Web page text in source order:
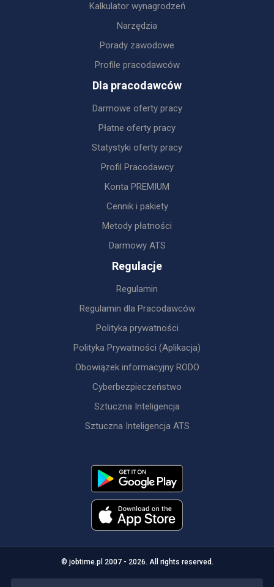
Kalkulator wynagrodzeń
Narzędzia
Porady zawodowe
Profile pracodawców
Dla pracodawców
Darmowe oferty pracy
Płatne oferty pracy
Statystyki oferty pracy
Profil Pracodawcy
Konta PREMIUM
Cennik i pakiety
Metody płatności
Darmowy ATS
Regulacje
Regulamin
Regulamin dla Pracodawców
Polityka prywatności
Polityka Prywatności (Aplikacja)
Obowiązek informacyjny RODO
Cyberbezpieczeństwo
Sztuczna Inteligencja
Sztuczna Inteligencja ATS
© jobtime.pl 2007 - 2026. All rights reserved.